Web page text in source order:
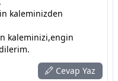
kaleminizden
kaleminizi,engin
Cevap Yaz